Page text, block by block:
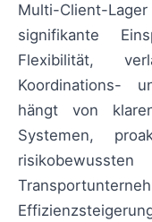
Multi-Client-
signifikante
Flexibilität,
Koordinations-
hängt von
Systemen,